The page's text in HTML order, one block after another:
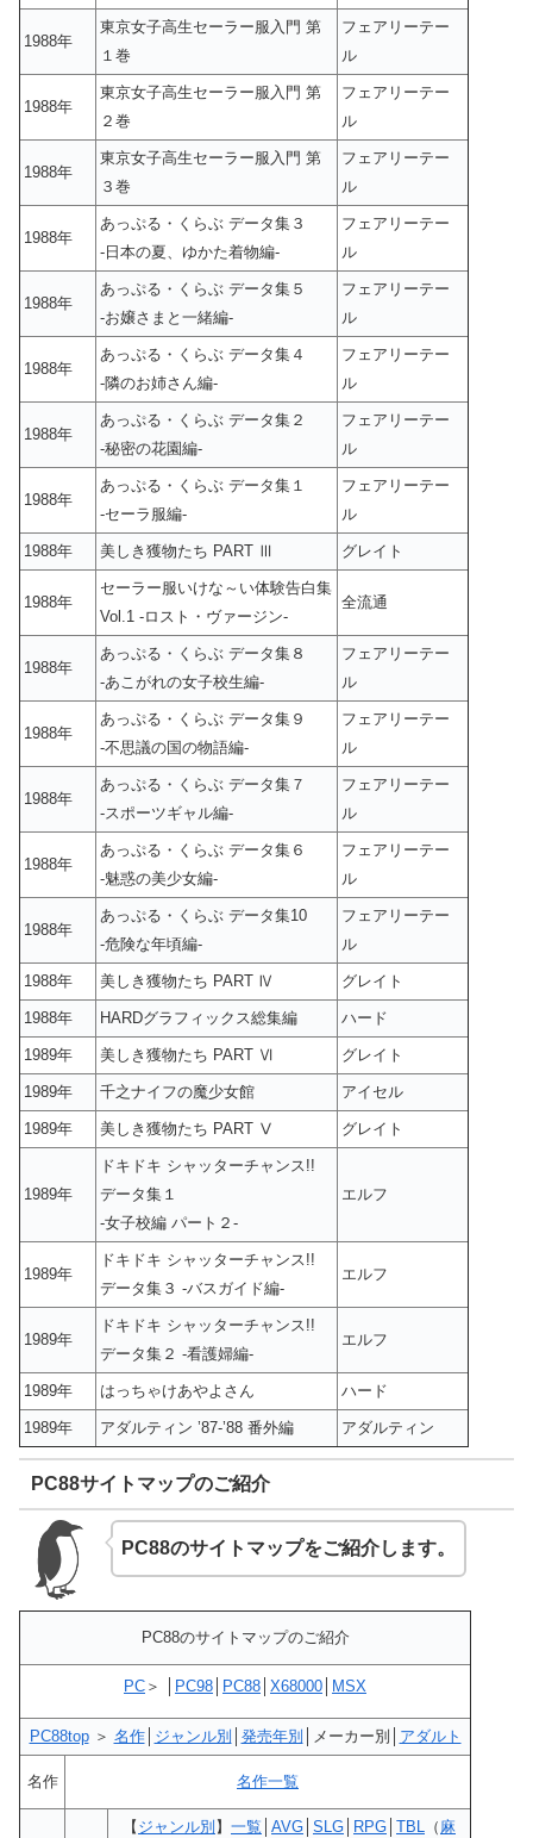
1988年
東京女子高生セーラー服入門 第
１巻
フェアリーテー
ル
1988年
東京女子高生セーラー服入門 第
２巻
フェアリーテー
ル
1988年
東京女子高生セーラー服入門 第
３巻
フェアリーテー
ル
1988年
あっぷる・くらぶ データ集３
-日本の夏、ゆかた着物編-
フェアリーテー
ル
1988年
あっぷる・くらぶ データ集５
-お嬢さまと一緒編-
フェアリーテー
ル
1988年
あっぷる・くらぶ データ集４
-隣のお姉さん編-
フェアリーテー
ル
1988年
あっぷる・くらぶ データ集２
-秘密の花園編-
フェアリーテー
ル
1988年
あっぷる・くらぶ データ集１
-セーラ服編-
フェアリーテー
ル
1988年 美しき獲物たち PART Ⅲ グレイト
1988年
セーラー服いけな～い体験告白集
Vol.1 -ロスト・ヴァージン-
全流通
1988年
あっぷる・くらぶ データ集８
-あこがれの女子校生編-
フェアリーテー
ル
1988年
あっぷる・くらぶ データ集９
-不思議の国の物語編-
フェアリーテー
ル
1988年
あっぷる・くらぶ データ集７
-スポーツギャル編-
フェアリーテー
ル
1988年
あっぷる・くらぶ データ集６
-魅惑の美少女編-
フェアリーテー
ル
1988年
あっぷる・くらぶ データ集10
-危険な年頃編-
フェアリーテー
ル
1988年 美しき獲物たち PART Ⅳ グレイト
1988年 HARDグラフィックス総集編 ハード
1989年 美しき獲物たち PART Ⅵ グレイト
1989年 千之ナイフの魔少女館 アイセル
1989年 美しき獲物たち PART Ⅴ グレイト
1989年
ドキドキ シャッターチャンス!!
データ集１
-女子校編 パート２-
エルフ
1989年
ドキドキ シャッターチャンス!!
データ集３ -バスガイド編-
エルフ
1989年
ドキドキ シャッターチャンス!!
データ集２ -看護婦編-
エルフ
1989年 はっちゃけあやよさん ハード
1989年 アダルティン ’87-’88 番外編 アダルティン
PC88サイトマップのご紹介
PC88のサイトマップをご紹介します。
PC88のサイトマップのご紹介
PC ＞ │ PC98 PC88 X68000 MSX
PC88top＞ 名作│ ジャンル別 発売年別 │メーカー別│ アダルト
名作 名作一覧
【 ジャンル別 】 一覧 AVG SLG RPG TBL （ 麻